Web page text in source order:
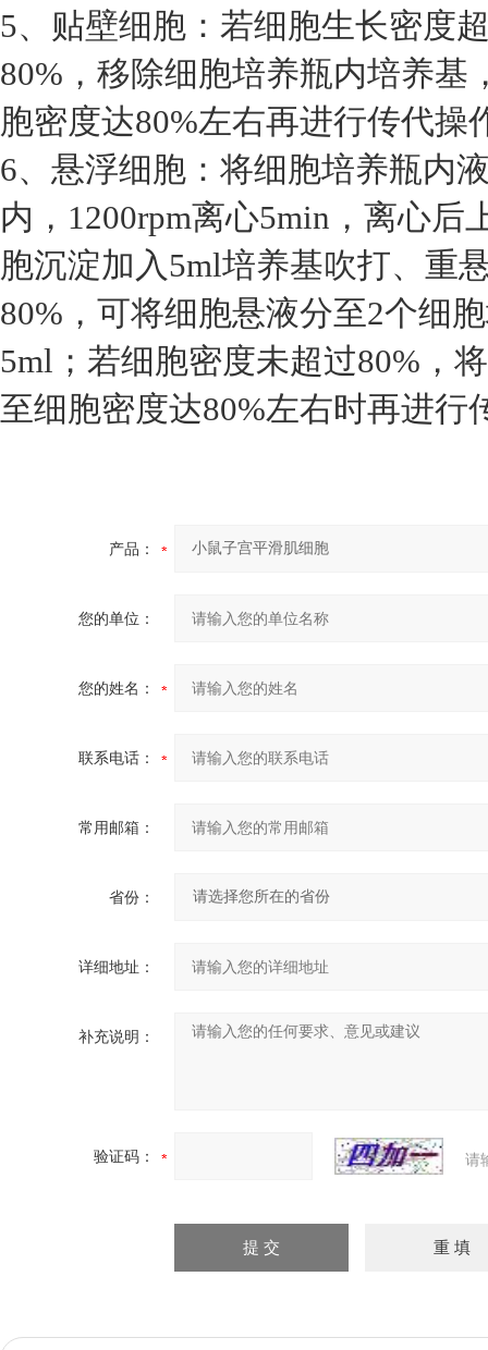
5、贴壁细胞：若细胞生长密度
80%，移除细胞培养瓶内培养
胞密度达80%左右再进行传代操
6、悬浮细胞：将细胞培养瓶内
内，1200rpm离心5min，离心
胞沉淀加入5ml培养基吹打、重
80%，可将细胞悬液分至2个细
5ml；若细胞密度未超过80%，
至细胞密度达80%左右时再进行
产品：
您的单位：
您的姓名：
联系电话：
常用邮箱：
省份：
详细地址：
补充说明：
验证码： 请